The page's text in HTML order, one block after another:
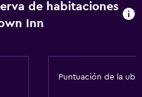
de habitaciones
Inn
Puntuación de la